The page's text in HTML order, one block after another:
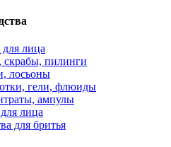
лица
скрабы, пилинги
лосьоны
гели, флюиды
ампулы
лица
для бритья